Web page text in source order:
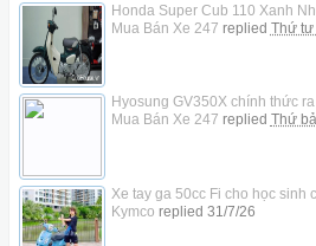
Honda Super Cub 110 Xanh
Mua Bán Xe 247 replied Thứ tư
Hyosung GV350X chính thức
Mua Bán Xe 247 replied Thứ
Xe tay ga 50cc Fi cho học sinh
Kymco replied 31/7/26